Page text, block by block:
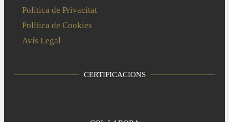
Política de Privacitat
Política de Cookies
Avís Legal
CERTIFICACIONS